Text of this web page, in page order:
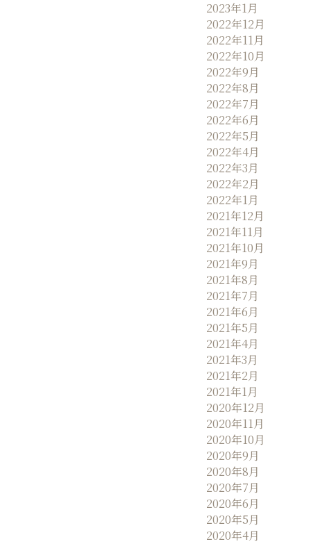
2023年1月
2022年12月
2022年11月
2022年10月
2022年9月
2022年8月
2022年7月
2022年6月
2022年5月
2022年4月
2022年3月
2022年2月
2022年1月
2021年12月
2021年11月
2021年10月
2021年9月
2021年8月
2021年7月
2021年6月
2021年5月
2021年4月
2021年3月
2021年2月
2021年1月
2020年12月
2020年11月
2020年10月
2020年9月
2020年8月
2020年7月
2020年6月
2020年5月
2020年4月